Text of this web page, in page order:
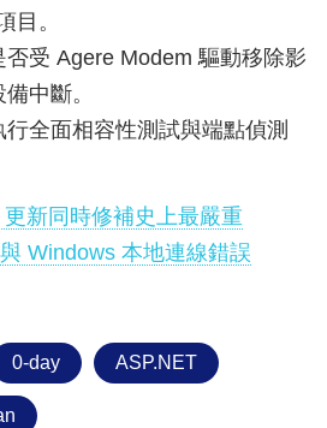
目。
受 Agere Modem 驅動移除影
中斷。
全面相容性測試與端點偵測
新同時修補史上最嚴重
Windows 本地連線錯誤
0-day ASP.NET